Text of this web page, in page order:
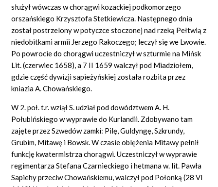
służył wówczas w chorągwi kozackiej podkomorzego
orszańskiego Krzysztofa Stetkiewicza. Następnego dnia
został postrzelony w potyczce stoczonej nad rzeką Pełtwią z
niedobitkami armii Jerzego Rakoczego; leczył się we Lwowie.
Po powrocie do chorągwi uczestniczył w szturmie na Mińsk
Lit. (czerwiec 1658), a 7 II 1659 walczył pod Miadziołem,
gdzie część dywizji sapieżyńskiej została rozbita przez
kniazia A. Chowańskiego.
W 2. poł. t.r. wziął S. udział pod dowództwem A. H.
Połubińskiego w wyprawie do Kurlandii. Zdobywano tam
zajęte przez Szwedów zamki: Pilę, Guldyngę, Szkrundy,
Grubim, Mitawę i Bowsk. W czasie oblężenia Mitawy pełnił
funkcję kwatermistrza chorągwi. Uczestniczył w wyprawie
regimentarza Stefana Czarnieckiego i hetmana w. lit. Pawła
Sapiehy przeciw Chowańskiemu, walczył pod Połonką (28 VI